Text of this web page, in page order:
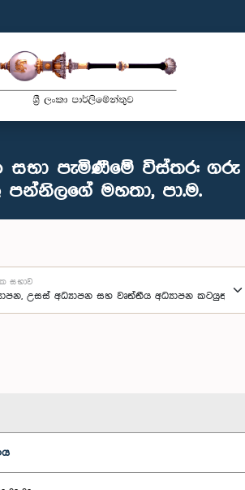
සභා පැමිණීමේ විස්තර: ගරු
පන්නිලගේ මහතා, පා.ම.
සභාව